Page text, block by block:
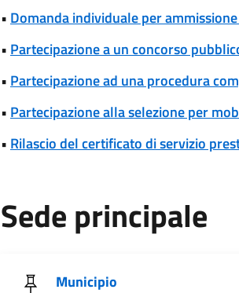
• Domanda individuale per
• Partecipazione a un concorso
• Partecipazione ad una procedura
• Partecipazione alla selezione per
• Rilascio del certificato di servizio
Sede principale
Municipio